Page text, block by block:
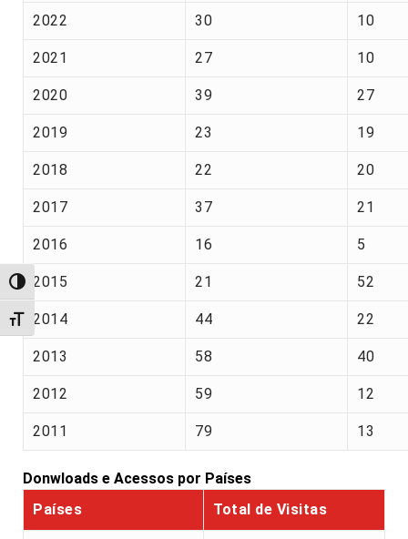
Alternar alto contraste
Alternar tamanho da fonte
2022 30 10
2021 27 10
2020 39 27
2019 23 19
2018 22 20
2017 37 21
2016 16 5
2015 21 52
2014 44 22
2013 58 40
2012 59 12
2011 79 13
Donwloads e Acessos por Países
Países
Total de Visitas